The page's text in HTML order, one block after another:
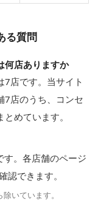
る質問
何店ありますか
7店です。当サイト
7店のうち、コンセ
めています。
。各店舗のページ
認できます。
いています。